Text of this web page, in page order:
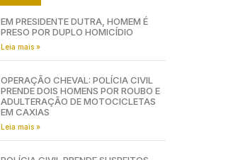
EM PRESIDENTE DUTRA, HOMEM É
PRESO POR DUPLO HOMICÍDIO
Leia mais »
OPERAÇÃO CHEVAL: POLÍCIA CIVIL
PRENDE DOIS HOMENS POR ROUBO E
ADULTERAÇÃO DE MOTOCICLETAS
EM CAXIAS
Leia mais »